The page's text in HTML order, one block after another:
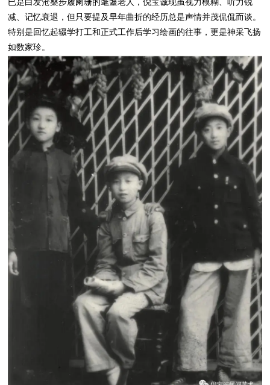
减、记忆衰退，但只要提及早年曲折的经历总是声情并茂侃侃而谈。
特别是回忆起辍学打工和正式工作后学习绘画的往事，更是神采飞扬
如数家珍。